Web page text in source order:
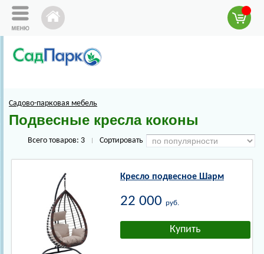
Садово-парковая мебель
Подвесные кресла коконы
Всего товаров: 3 Сортировать
Кресло подвесное Шарм
22 000 руб.